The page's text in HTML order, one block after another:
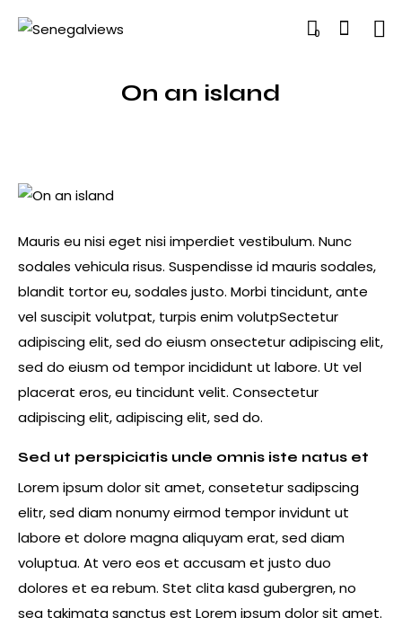
0
On an island
Mauris eu nisi eget nisi imperdiet vestibulum. Nunc
sodales vehicula risus. Suspendisse id mauris sodales,
blandit tortor eu, sodales justo. Morbi tincidunt, ante
vel suscipit volutpat, turpis enim volutpSectetur
adipiscing elit, sed do eiusm onsectetur adipiscing elit,
sed do eiusm od tempor incididunt ut labore. Ut vel
placerat eros, eu tincidunt velit. Consectetur
adipiscing elit, adipiscing elit, sed do.
Sed ut perspiciatis unde omnis iste natus et
Lorem ipsum dolor sit amet, consetetur sadipscing
elitr, sed diam nonumy eirmod tempor invidunt ut
labore et dolore magna aliquyam erat, sed diam
voluptua. At vero eos et accusam et justo duo
dolores et ea rebum. Stet clita kasd gubergren, no
sea takimata sanctus est Lorem ipsum dolor sit amet.